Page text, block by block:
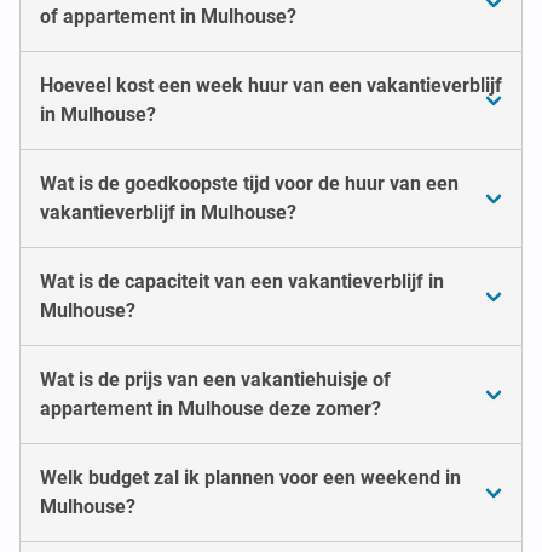
of appartement in Mulhouse?
Hoeveel kost een week huur van een vakantieverblijf
in Mulhouse?
Wat is de goedkoopste tijd voor de huur van een
vakantieverblijf in Mulhouse?
Wat is de capaciteit van een vakantieverblijf in
Mulhouse?
Wat is de prijs van een vakantiehuisje of
appartement in Mulhouse deze zomer?
Welk budget zal ik plannen voor een weekend in
Mulhouse?